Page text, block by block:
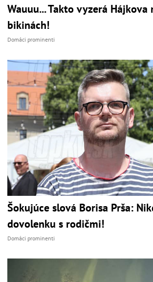
Wauuu... Takto vyzerá Hájkova
bikinách!
Domáci prominenti
Šokujúce slová Borisa Prša:
dovolenku s rodičmi!
Domáci prominenti